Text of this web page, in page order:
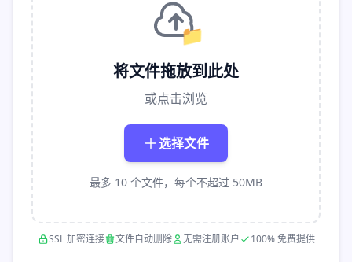
📁
将文件拖放到此处
或点击浏览
选择文件
最多 10 个文件，每个不超过 50MB
SSL 加密连接 文件自动删除 无需注册账户 100% 免费提供